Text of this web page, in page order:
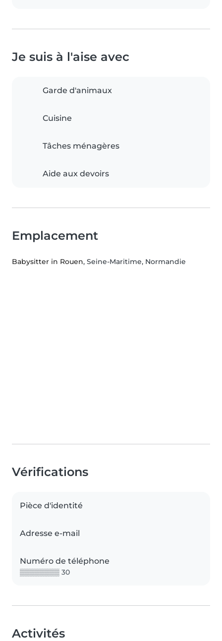
Je suis à l'aise avec
Garde d'animaux
Cuisine
Tâches ménagères
Aide aux devoirs
Emplacement
Babysitter in Rouen, Seine-Maritime, Normandie
Vérifications
Pièce d'identité
Adresse e-mail
Numéro de téléphone
▒▒▒▒▒▒▒▒ 30
Activités